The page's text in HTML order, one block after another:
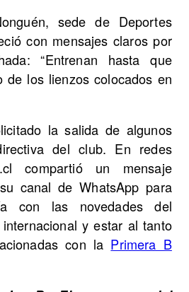
sede de Deportes
con mensajes claros por
“Entrenan hasta que
de los lienzos colocados en
la salida de algunos
del club. En redes
compartió un mensaje
canal de WhatsApp para
con las novedades del
y estar al tanto
con la Primera B